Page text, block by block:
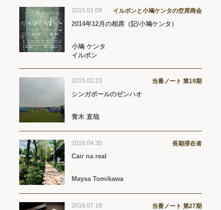
2015.01.09 イルボンと小鳩ケンタの空席商会
2014年12月の相席（記/小鳩ケンタ）
小鳩 ケンタ
イルボン
2015.02.23 当番ノート 第19期
シンガポールのゼンハオ
青木 直哉
2016.04.30 長期滞在者
Cair na real
Maysa Tomikawa
2016.07.18 当番ノート 第27期